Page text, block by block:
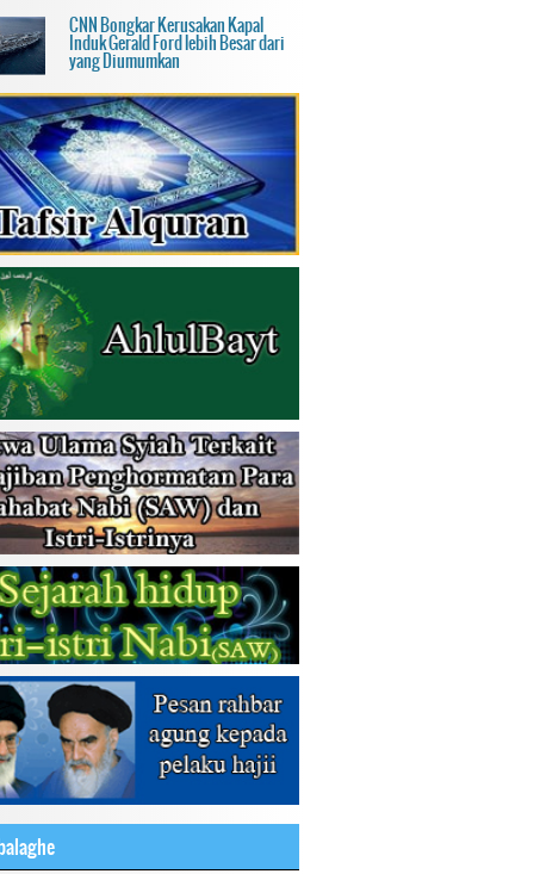
CNN Bongkar Kerusakan Kapal
Induk Gerald Ford lebih Besar dari
yang Diumumkan